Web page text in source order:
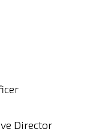
Director